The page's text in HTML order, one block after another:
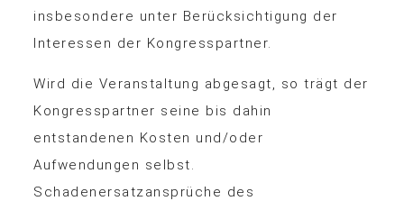
insbesondere unter Berücksichtigung der
Interessen der Kongresspartner.
Wird die Veranstaltung abgesagt, so trägt der
Kongresspartner seine bis dahin
entstandenen Kosten und/oder
Aufwendungen selbst.
Schadenersatzansprüche des